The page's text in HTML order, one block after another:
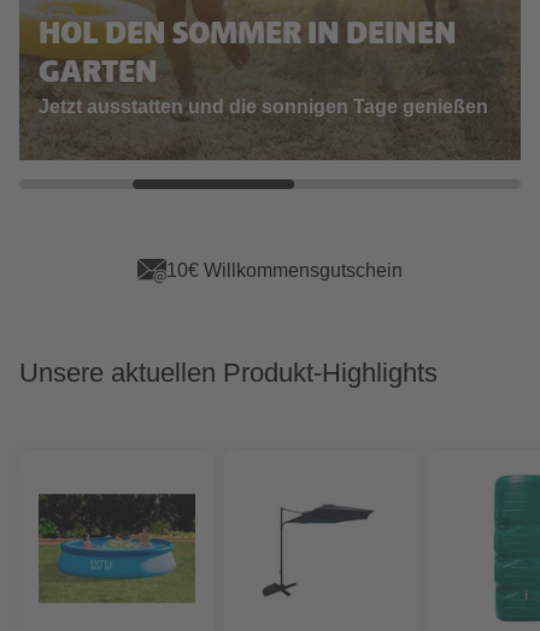
HOL DEN SOMMER IN DEINEN
GARTEN
Jetzt ausstatten und die sonnigen Tage genießen
App Vorteile sichern
Unsere aktuellen Produkt-Highlights